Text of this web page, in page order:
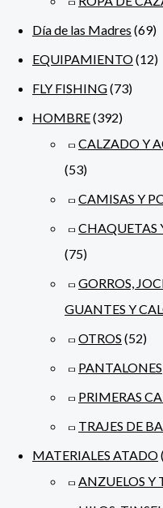
Día de las Madres (69)
EQUIPAMIENTO(12)
FLY FISHING(73)
HOMBRE(392)
CALZADO Y
(53)
CAMISAS Y
CHAQUETAS
(75)
GORROS,
GUANTES Y
OTROS (52)
PANTALONES
PRIMERAS
TRAJES DE
MATERIALES ATADO
ANZUELOS Y